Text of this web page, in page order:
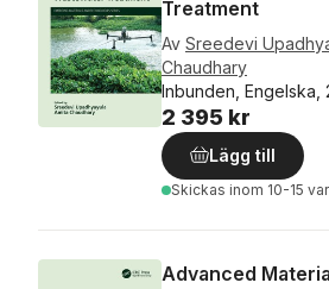
Treatment
Av Sreedevi
Chaudhary
Inbunden, Engelska,
2 395 kr
Lägg till
Skickas inom 10-15
Advanced